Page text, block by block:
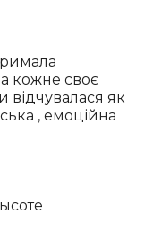
кожне своє
відчувалася як
, емоційна